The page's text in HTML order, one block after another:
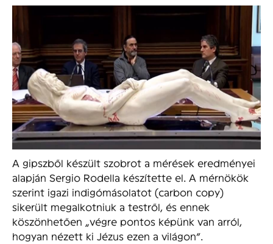
A gipszből készült szobrot a mérések eredményei
alapján Sergio Rodella készítette el. A mérnökök
szerint igazi indigómásolatot (carbon copy)
sikerült megalkotniuk a testről, és ennek
köszönhetően „végre pontos képünk van arról,
hogyan nézett ki Jézus ezen a világon”.